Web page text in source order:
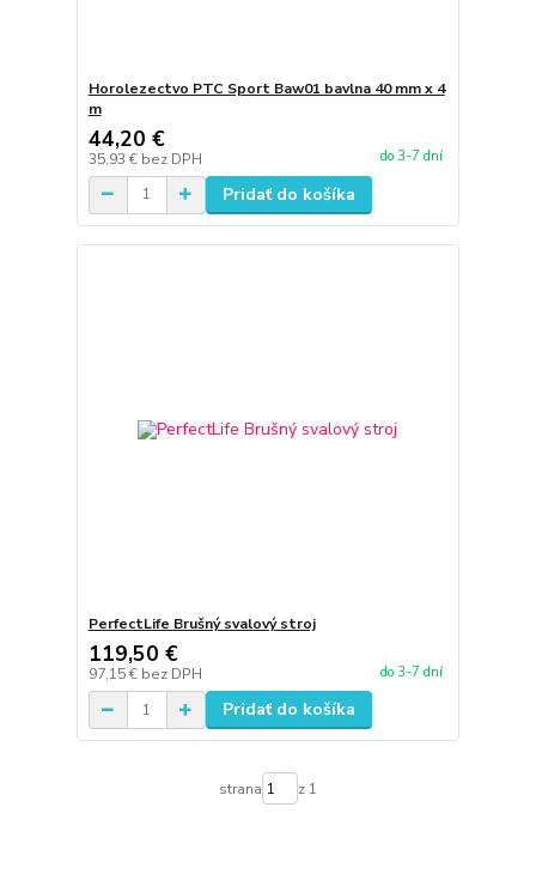
Horolezectvo PTC Sport Baw01 bavlna 40 mm x 4
m
44,20 €
35,93 € bez DPH do 3-7 dní
Pridať do košíka
PerfectLife Brušný svalový stroj
119,50 €
97,15 € bez DPH do 3-7 dní
Pridať do košíka
strana z 1